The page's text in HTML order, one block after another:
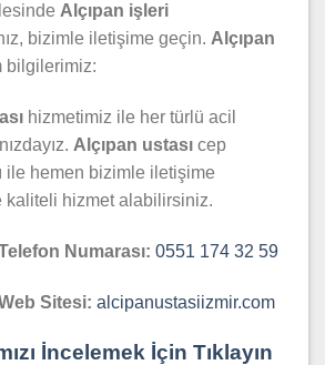
Alçıpan işleri
bizimle iletişime geçin. Alçıpan
bilgilerimiz:
hizmetimiz ile her türlü acil
Alçıpan ustası cep
ile hemen bizimle iletişime
kaliteli hizmet alabilirsiniz.
Numarası: 0551 174 32 59
Sitesi: alcipanustasiizmir.com
İncelemek İçin Tıklayın